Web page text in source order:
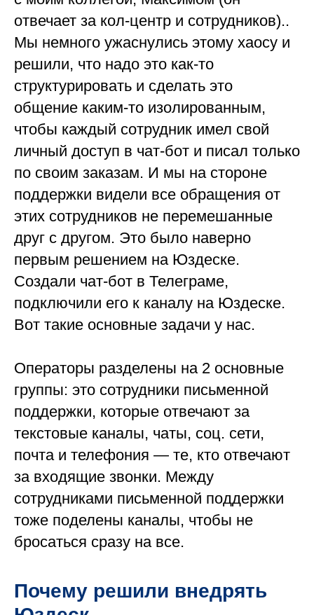
отвечает за кол-центр и сотрудников)..
Мы немного ужаснулись этому хаосу и
решили, что надо это как-то
структурировать и сделать это
общение каким-то изолированным,
чтобы каждый сотрудник имел свой
личный доступ в чат-бот и писал только
по своим заказам. И мы на стороне
поддержки видели все обращения от
этих сотрудников не перемешанные
друг с другом. Это было наверно
первым решением на Юздеске.
Создали чат-бот в Телеграме,
подключили его к каналу на Юздеске.
Вот такие основные задачи у нас.
Операторы разделены на 2 основные
группы: это сотрудники письменной
поддержки, которые отвечают за
текстовые каналы, чаты, соц. сети,
почта и телефония — те, кто отвечают
за входящие звонки. Между
сотрудниками письменной поддержки
тоже поделены каналы, чтобы не
бросаться сразу на все.
Почему решили внедрять